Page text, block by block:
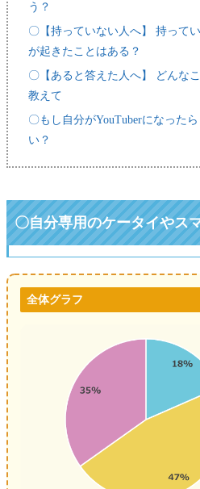
う？
〇【持っていない人へ】 持って
が起きたことはある？
〇【あると答えた人へ】 どんな
教えて
〇もし自分がYouTuberになった
い？
〇自分専用のケータイやス
全体グラフ